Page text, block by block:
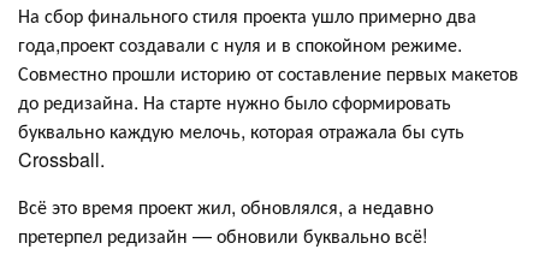
На сбор финального стиля проекта ушло примерно два
года,проект создавали с нуля и в спокойном режиме.
Совместно прошли историю от составление первых макетов
до редизайна. На старте нужно было сформировать
буквально каждую мелочь, которая отражала бы суть
Crossball.
Всё это время проект жил, обновлялся, а недавно
претерпел редизайн — обновили буквально всё!